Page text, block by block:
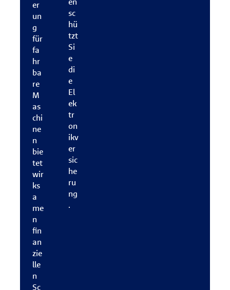
er
un
g
für
fa
hr
ba
re
M
as
chi
ne
n
bie
tet
wir
ks
a
me
n
fin
an
zie
lle
n
Sc
sc
hü
tzt
Si
e
di
e
El
ek
tr
on
ikv
er
sic
he
ru
ng
.